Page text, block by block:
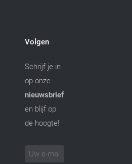
Volgen
Schrijf je in
op onze
nieuwsbrief
en blijf op
de hoogte!